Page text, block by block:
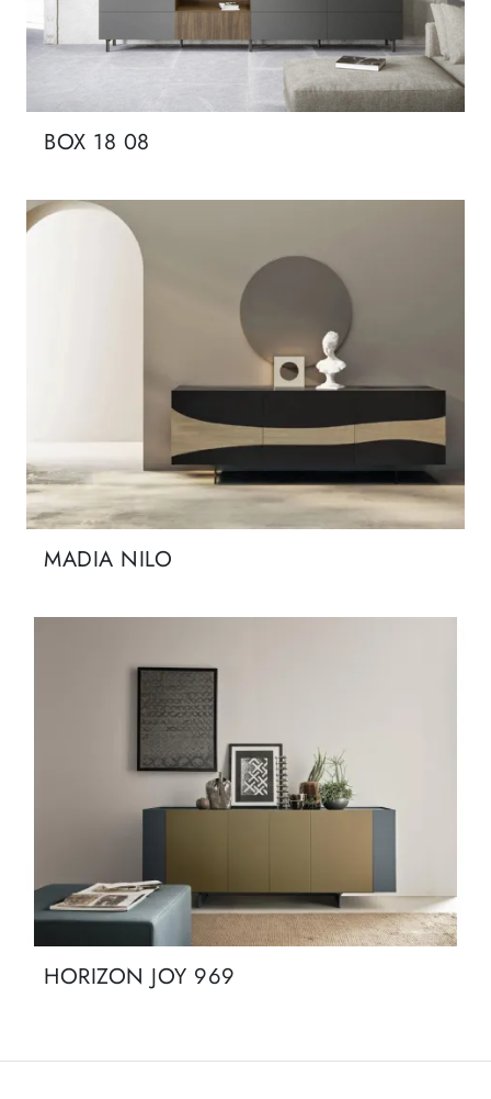
BOX 18 08
MADIA NILO
HORIZON JOY 969